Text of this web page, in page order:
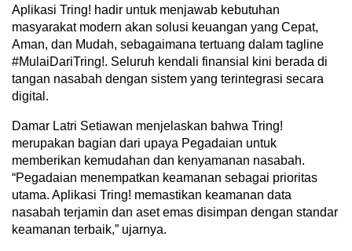
Aplikasi Tring! hadir untuk menjawab kebutuhan
masyarakat modern akan solusi keuangan yang Cepat,
Aman, dan Mudah, sebagaimana tertuang dalam tagline
#MulaiDariTring!. Seluruh kendali finansial kini berada di
tangan nasabah dengan sistem yang terintegrasi secara
digital.
Damar Latri Setiawan menjelaskan bahwa Tring!
merupakan bagian dari upaya Pegadaian untuk
memberikan kemudahan dan kenyamanan nasabah.
“Pegadaian menempatkan keamanan sebagai prioritas
utama. Aplikasi Tring! memastikan keamanan data
nasabah terjamin dan aset emas disimpan dengan standar
keamanan terbaik,” ujarnya.